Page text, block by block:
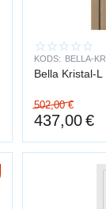
KODS: BELLA-
Bella Kristal-
502,00 €
437,00€